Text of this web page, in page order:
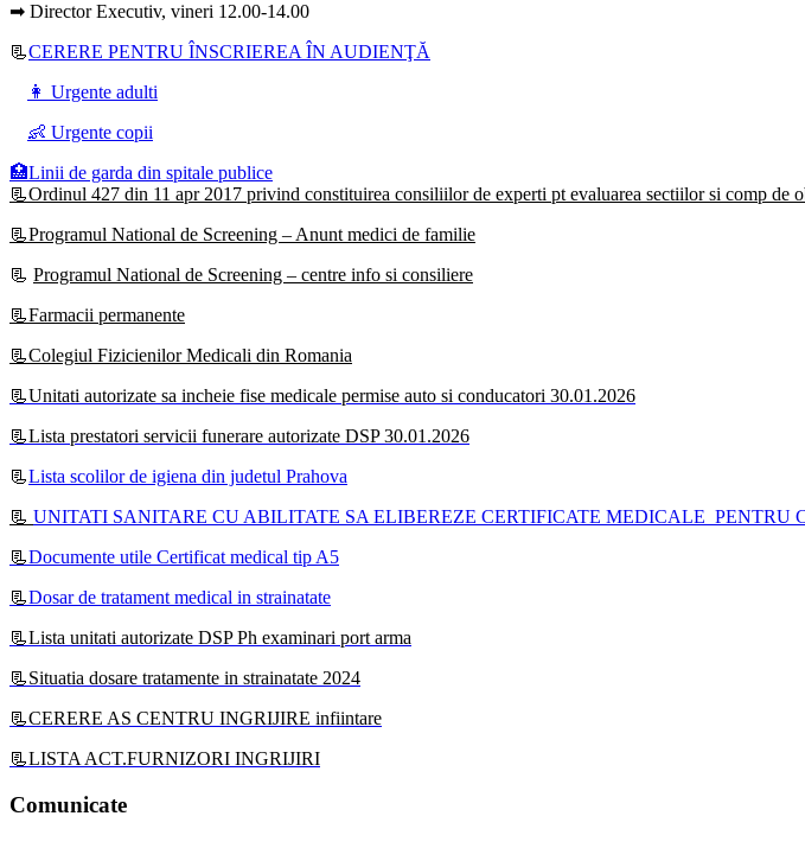
➡ Director Executiv, vineri 12.00-14.00
📃CERERE PENTRU ÎNSCRIEREA ÎN AUDIENŢĂ
👩 Urgente adulti
👶 Urgente copii
🏥Linii de garda din spitale publice
📃Ordinul 427 din 11 apr 2017 privind constituirea consiliilor de experti pt evaluarea sectiilor si comp de
📃Programul National de Screening – Anunt medici de familie
📃 Programul National de Screening – centre info si consiliere
📃Farmacii permanente
📃Colegiul Fizicienilor Medicali din Romania
📃Unitati autorizate sa incheie fise medicale permise auto si conducatori 30.01.2026
📃Lista prestatori servicii funerare autorizate DSP 30.01.2026
📃Lista scolilor de igiena din judetul Prahova
📃 UNITATI SANITARE CU ABILITATE SA ELIBEREZE CERTIFICATE MEDICALE PENTRU
📃Documente utile Certificat medical tip A5
📃Dosar de tratament medical in strainatate
📃Lista unitati autorizate DSP Ph examinari port arma
📃Situatia dosare tratamente in strainatate 2024
📃CERERE AS CENTRU INGRIJIRE infiintare
📃LISTA ACT.FURNIZORI INGRIJIRI
Comunicate